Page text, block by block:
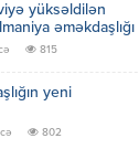
yüksəldilən
əməkdaşlığı
815
yeni
802